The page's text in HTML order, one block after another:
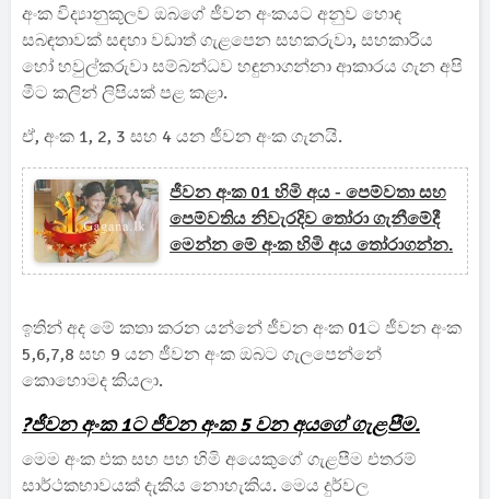
අංක විද්‍යානුකූලව ඔබගේ ජීවන අංකයට අනුව හොඳ
සබඳතාවක් සඳහා වඩාත් ගැළපෙන සහකරුවා, සහකාරිය
හෝ හවුල්කරුවා සම්බන්ධව හඳුනාගන්නා ආකාරය ගැන අපි
මීට කලින් ලිපියක් පළ කළා.
ඒ, අංක 1, 2, 3 සහ 4 යන ජීවන අංක ගැනයි.
ජීවන අංක 01 හිමි අය - පෙම්වතා සහ
පෙම්වතිය නිවැරදිව තෝරා ගැනීමේදී
මෙන්න මේ අංක හිමි අය තෝරාගන්න.
ඉතින් අද මේ කතා කරන යන්නේ ජීවන අංක 01ට ජීවන අංක
5,6,7,8 සහ 9 යන ජීවන අංක ඔබට ගැලපෙන්නේ
කොහොමද කියලා.
?ජීවන අංක 1ට ජීවන අංක 5 වන අයගේ ගැළපීම.
මෙම අංක එක සහ පහ හිමි අයෙකුගේ ගැළපීම එතරම්
සාර්ථකභාවයක් දැකිය නොහැකිය. මෙය දුර්වල